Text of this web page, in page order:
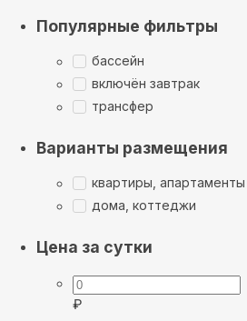
Популярные фильтры
бассейн
включён завтрак
трансфер
Варианты размещения
квартиры, апартаменты
дома, коттеджи
Цена за сутки
₽